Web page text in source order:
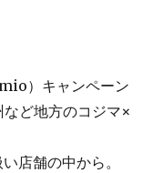
）キャンペーン
など地方のコジマ×
店舗の中から。